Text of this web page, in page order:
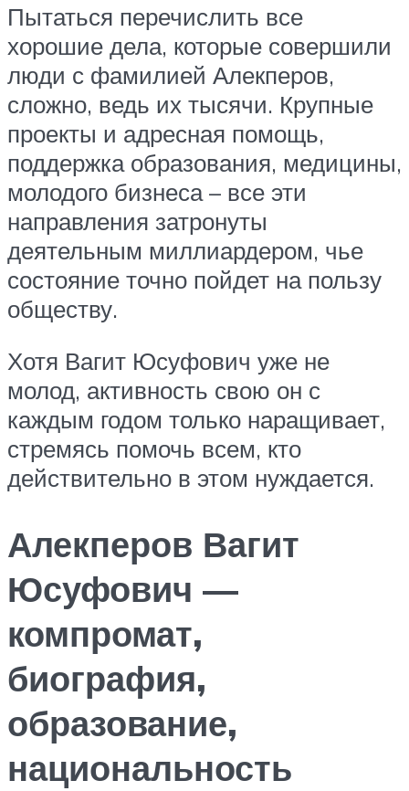
Пытаться перечислить все
хорошие дела, которые совершили
люди с фамилией Алекперов,
сложно, ведь их тысячи. Крупные
проекты и адресная помощь,
поддержка образования, медицины,
молодого бизнеса – все эти
направления затронуты
деятельным миллиардером, чье
состояние точно пойдет на пользу
обществу.
Хотя Вагит Юсуфович уже не
молод, активность свою он с
каждым годом только наращивает,
стремясь помочь всем, кто
действительно в этом нуждается.
Алекперов Вагит
Юсуфович —
компромат,
биография,
образование,
национальность